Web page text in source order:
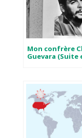
Mon confrère
Guevara (Suite